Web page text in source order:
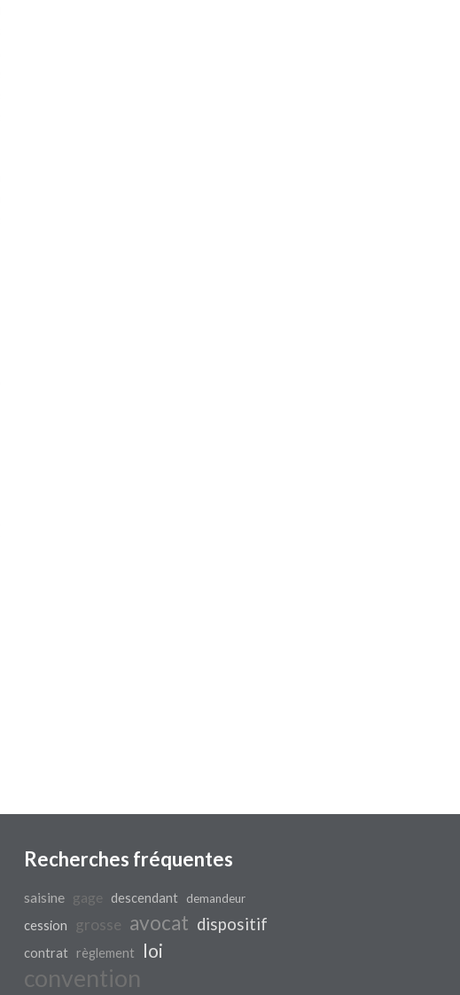
Recherches fréquentes
saisine gage descendant demandeur
cession grosse avocat dispositif
contrat règlement loi
convention